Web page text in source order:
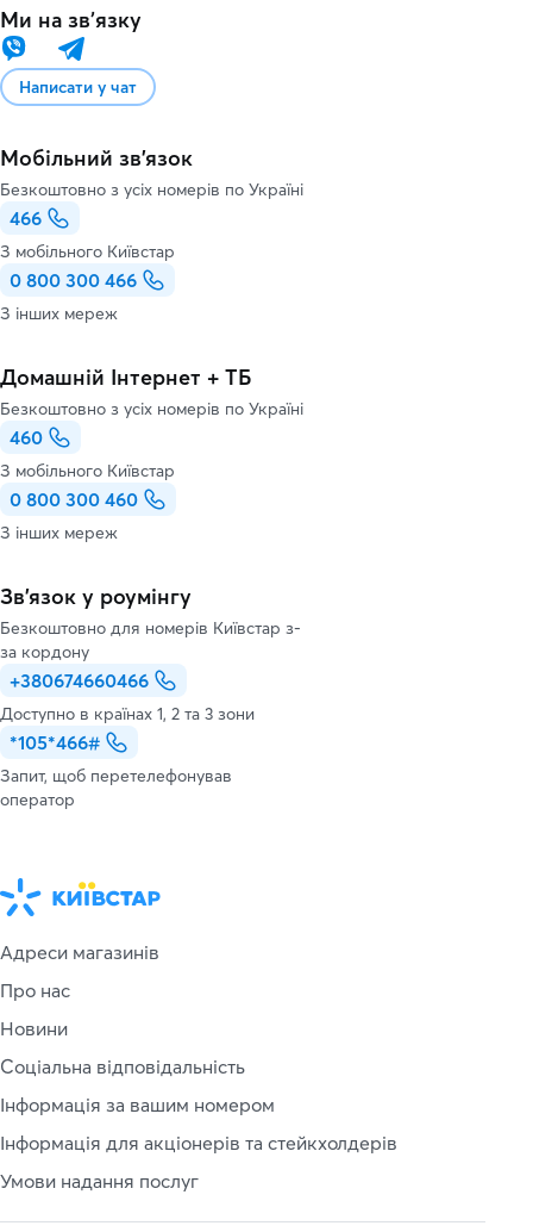
Ми на звʼязку
Написати у чат
Мобільний зв'язок
Безкоштовно з усіх номерів по Україні
466
З мобільного Київстар
0 800 300 466
З інших мереж
Домашній Інтернет + ТБ
Безкоштовно з усіх номерів по Україні
460
З мобільного Київстар
0 800 300 460
З інших мереж
Зв’язок у роумінгу
Безкоштовно для номерів Київстар з-
за кордону
+380674660466
Доступно в країнах 1, 2 та 3 зони
*105*466#
Запит, щоб перетелефонував
оператор
Адреси магазинів
Про нас
Новини
Соціальна відповідальність
Інформація за вашим номером
Інформація для акціонерів та стейкхолдерів
Умови надання послуг